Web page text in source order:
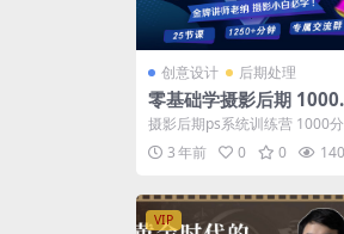
创意设计 后期处理
零基础学摄影后期 1000
钟干货
摄影后期ps系统训练营 1000分
钟 摄影后期ps系统训练营 1000
分钟 打开...
3 年前 0 0 140
VIP